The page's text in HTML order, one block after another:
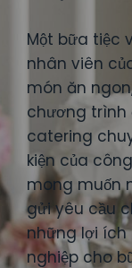
Một bữa tiệc
nhân viên
món ăn
chương trình
catering
kiện của
mong muốn
gửi yêu cầu
những lợi
nghiệp cho